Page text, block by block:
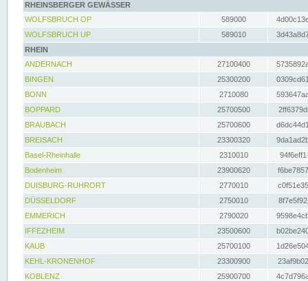
RHEINSBERGER GEWÄSSER
WOLFSBRUCH OP
589000
WOLFSBRUCH UP
589010
RHEIN
ANDERNACH
27100400
BINGEN
25300200
BONN
2710080
BOPPARD
25700500
BRAUBACH
25700600
BREISACH
23300320
Basel-Rheinhalle
2310010
Bodenheim
23900620
DUISBURG-RUHRORT
2770010
DÜSSELDORF
2750010
EMMERICH
2790020
IFFEZHEIM
23500600
KAUB
25700100
KEHL-KRONENHOF
23300900
KOBLENZ
25900700